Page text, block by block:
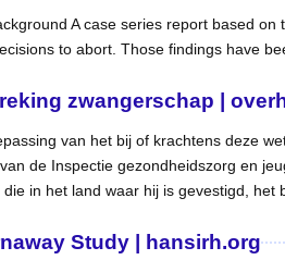
A case series report based
to abort. Those findings have
zwangerschap |
van het bij of krachtens deze
de Inspectie gezondheidszorg en
die in het land waar hij is gevestigd, het
Study | hansirh.org